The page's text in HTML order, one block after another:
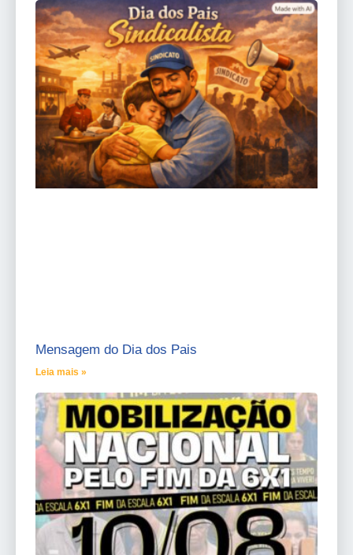
Mensagem do Dia dos Pais
Leia mais »